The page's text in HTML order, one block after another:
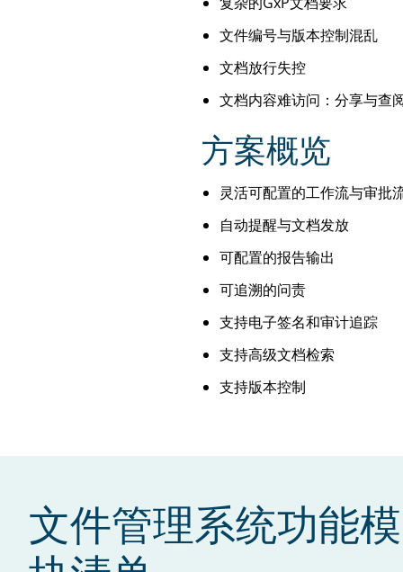
文件编号与版本控制混乱
文档放行失控
文档内容难访问：分享与查
方案概览
灵活可配置的工作流与审批
自动提醒与文档发放
可配置的报告输出
可追溯的问责
支持电子签名和审计追踪
支持高级文档检索
支持版本控制​
文件管理系统功能模